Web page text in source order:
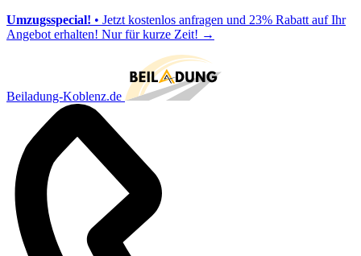
Umzugsspecial! • Jetzt kostenlos anfragen und 23% Rabatt auf Ihr
Angebot erhalten! Nur für kurze Zeit! →
Beiladung-Koblenz.de